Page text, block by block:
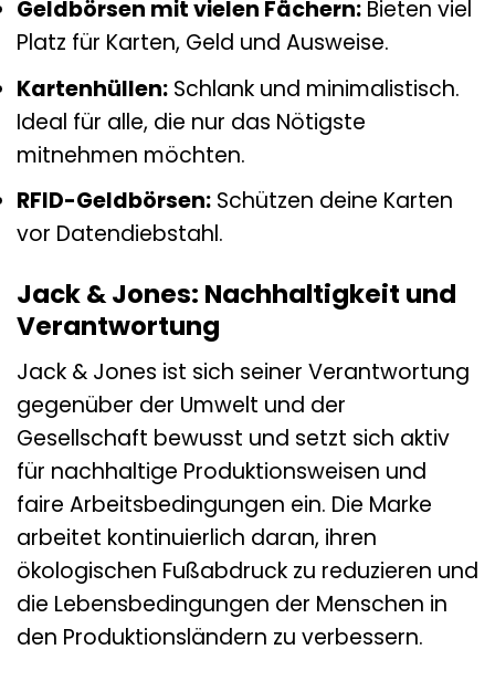
Geldbörsen mit vielen Fächern: Bieten viel
Platz für Karten, Geld und Ausweise.
Kartenhüllen: Schlank und minimalistisch.
Ideal für alle, die nur das Nötigste
mitnehmen möchten.
RFID-Geldbörsen: Schützen deine Karten
vor Datendiebstahl.
Jack & Jones: Nachhaltigkeit und
Verantwortung
Jack & Jones ist sich seiner Verantwortung
gegenüber der Umwelt und der
Gesellschaft bewusst und setzt sich aktiv
für nachhaltige Produktionsweisen und
faire Arbeitsbedingungen ein. Die Marke
arbeitet kontinuierlich daran, ihren
ökologischen Fußabdruck zu reduzieren und
die Lebensbedingungen der Menschen in
den Produktionsländern zu verbessern.